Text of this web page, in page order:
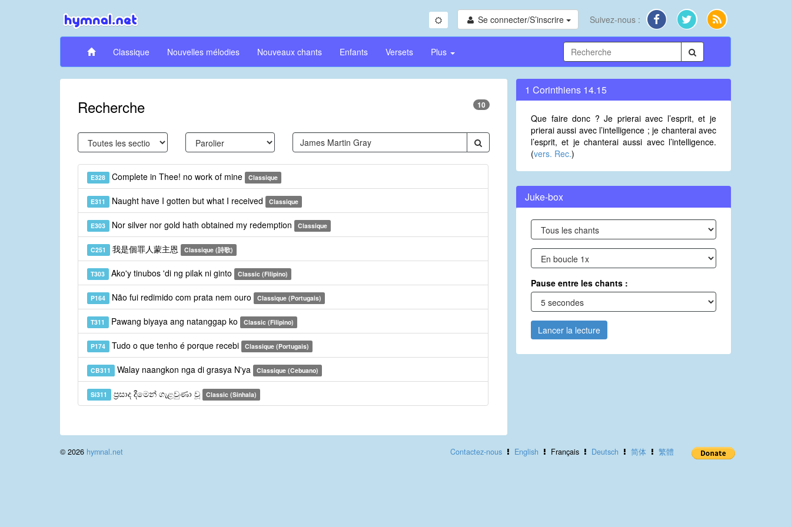
Se connecter/S’inscrire Suivez-nous :
Classique Nouvelles mélodies Nouveaux chants Enfants Versets Plus
Recherche 10
E328 Complete in Thee! no work of mine Classique
E311 Naught have I gotten but what I received Classique
E303 Nor silver nor gold hath obtained my redemption Classique
C251 我是個罪人蒙主恩 Classique (詩歌)
T303 Ako'y tinubos 'di ng pilak ni ginto Classic (Filipino)
P164 Não fui redimido com prata nem ouro Classique (Portugais)
T311 Pawang biyaya ang natanggap ko Classic (Filipino)
P174 Tudo o que tenho é porque recebi Classique (Portugais)
CB311 Walay naangkon nga di grasya N'ya Classique (Cebuano)
Si311 ප්‍රසාද දීමෙන් ගැළවුණා වූ Classic (Sinhala)
1 Corinthiens 14.15
Que faire donc ? Je prierai avec l’esprit, et je
prierai aussi avec l’intelligence ; je chanterai avec
l’esprit, et je chanterai aussi avec l’intelligence.
(vers. Rec.)
Juke-box
Pause entre les chants :
Lancer la lecture
Contactez-nous English Français Deutsch 简体 繁體
© 2026 hymnal.net